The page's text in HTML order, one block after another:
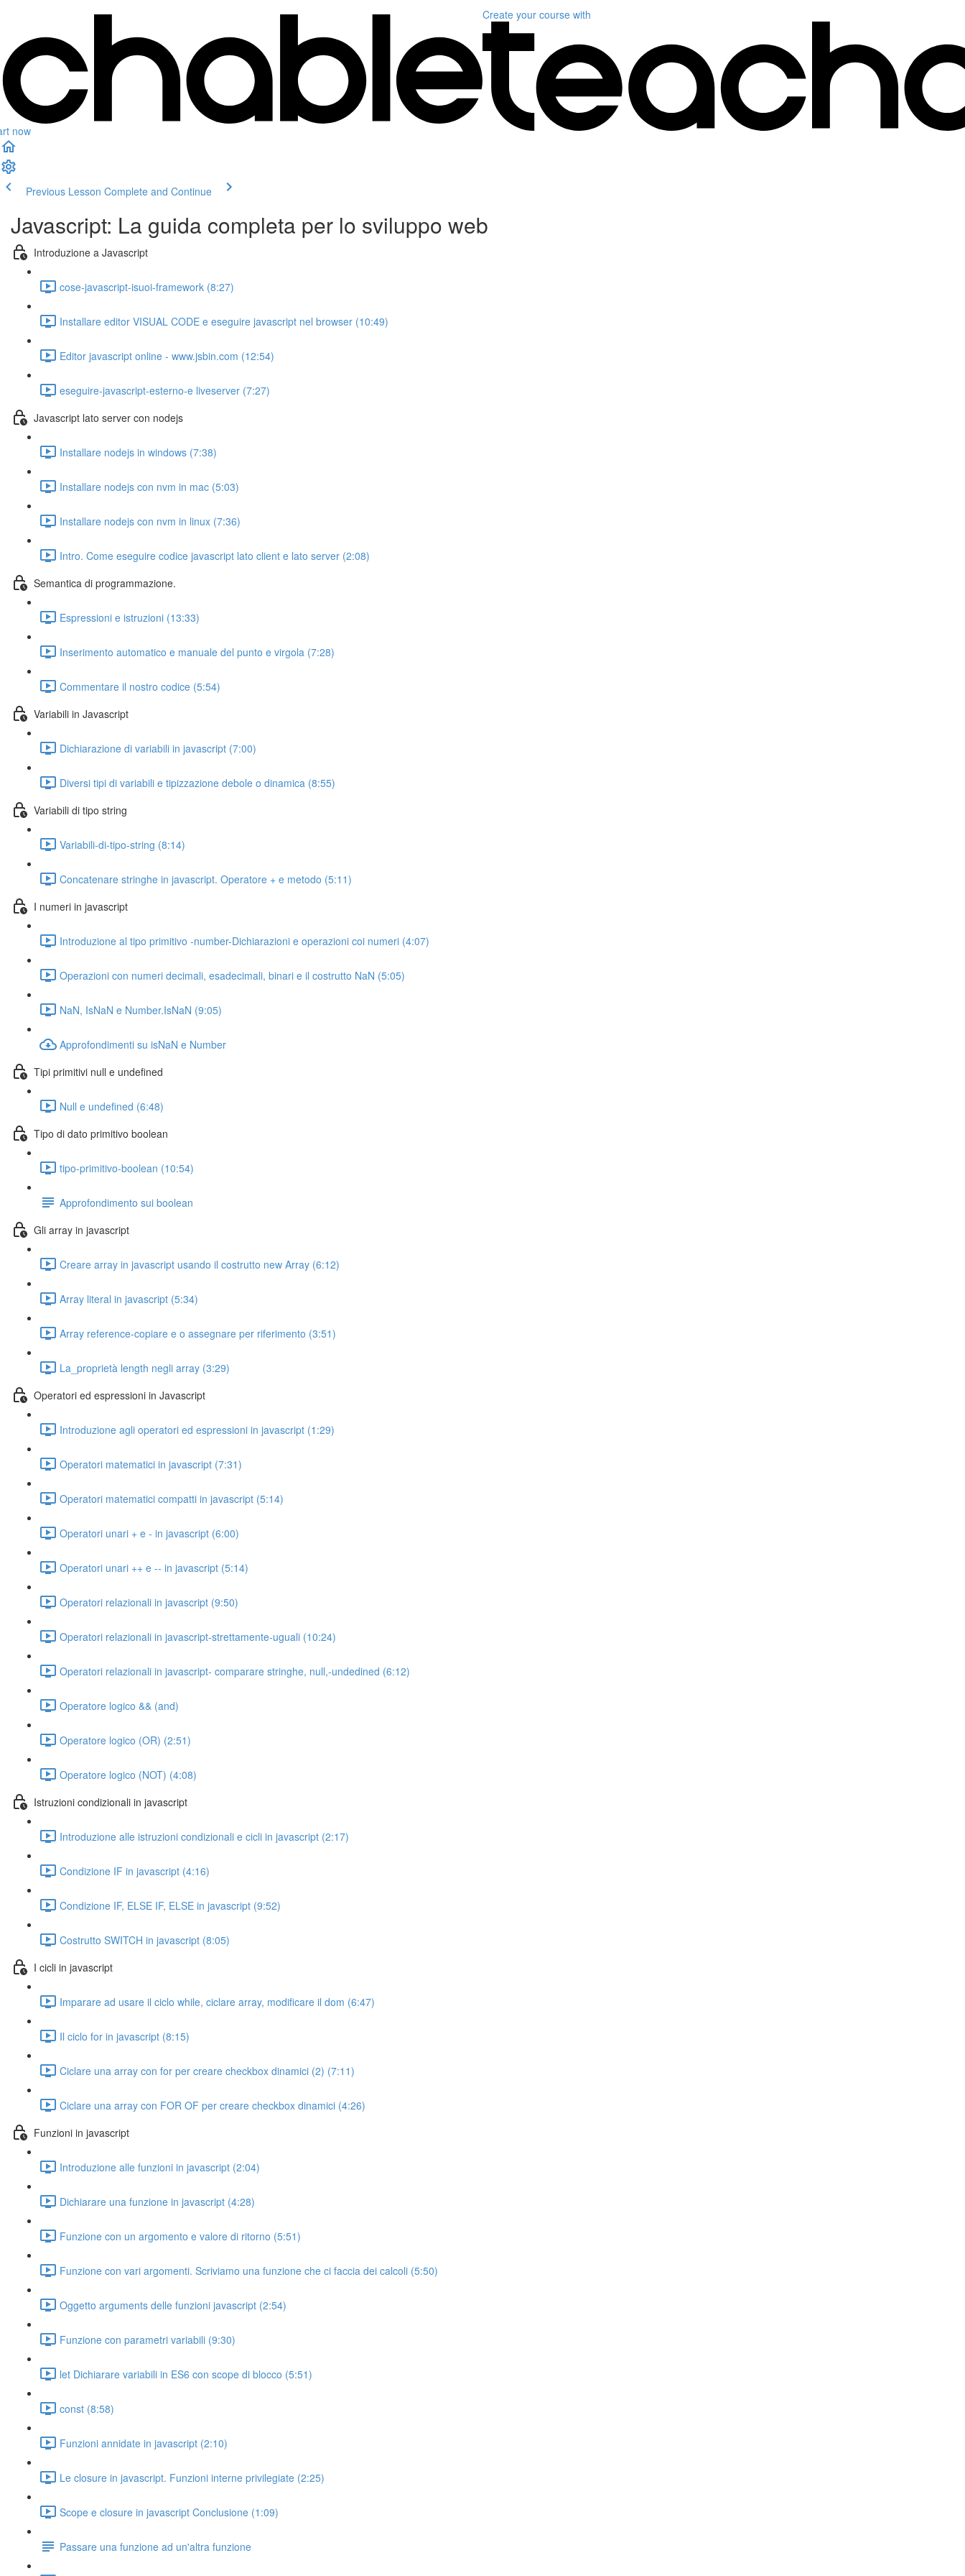
now
Create your course with
Previous Lesson Complete and Continue
Javascript: La guida completa per lo sviluppo web
Introduzione a Javascript
cose-javascript-isuoi-framework (8:27)
Installare editor VISUAL CODE e eseguire javascript nel browser (10:49)
Editor javascript online - www.jsbin.com (12:54)
eseguire-javascript-esterno-e liveserver (7:27)
Javascript lato server con nodejs
Installare nodejs in windows (7:38)
Installare nodejs con nvm in mac (5:03)
Installare nodejs con nvm in linux (7:36)
Intro. Come eseguire codice javascript lato client e lato server (2:08)
Semantica di programmazione.
Espressioni e istruzioni (13:33)
Inserimento automatico e manuale del punto e virgola (7:28)
Commentare il nostro codice (5:54)
Variabili in Javascript
Dichiarazione di variabili in javascript (7:00)
Diversi tipi di variabili e tipizzazione debole o dinamica (8:55)
Variabili di tipo string
Variabili-di-tipo-string (8:14)
Concatenare stringhe in javascript. Operatore + e metodo (5:11)
I numeri in javascript
Introduzione al tipo primitivo -number-Dichiarazioni e operazioni coi numeri (4:07)
Operazioni con numeri decimali, esadecimali, binari e il costrutto NaN (5:05)
NaN, IsNaN e Number.IsNaN (9:05)
Approfondimenti su isNaN e Number
Tipi primitivi null e undefined
Null e undefined (6:48)
Tipo di dato primitivo boolean
tipo-primitivo-boolean (10:54)
Approfondimento sui boolean
Gli array in javascript
Creare array in javascript usando il costrutto new Array (6:12)
Array literal in javascript (5:34)
Array reference-copiare e o assegnare per riferimento (3:51)
La_proprietà length negli array (3:29)
Operatori ed espressioni in Javascript
Introduzione agli operatori ed espressioni in javascript (1:29)
Operatori matematici in javascript (7:31)
Operatori matematici compatti in javascript (5:14)
Operatori unari + e - in javascript (6:00)
Operatori unari ++ e -- in javascript (5:14)
Operatori relazionali in javascript (9:50)
Operatori relazionali in javascript-strettamente-uguali (10:24)
Operatori relazionali in javascript- comparare stringhe, null,-undedined (6:12)
Operatore logico && (and)
Operatore logico (OR) (2:51)
Operatore logico (NOT) (4:08)
Istruzioni condizionali in javascript
Introduzione alle istruzioni condizionali e cicli in javascript (2:17)
Condizione IF in javascript (4:16)
Condizione IF, ELSE IF, ELSE in javascript (9:52)
Costrutto SWITCH in javascript (8:05)
I cicli in javascript
Imparare ad usare il ciclo while, ciclare array, modificare il dom (6:47)
Il ciclo for in javascript (8:15)
Ciclare una array con for per creare checkbox dinamici (2) (7:11)
Ciclare una array con FOR OF per creare checkbox dinamici (4:26)
Funzioni in javascript
Introduzione alle funzioni in javascript (2:04)
Dichiarare una funzione in javascript (4:28)
Funzione con un argomento e valore di ritorno (5:51)
Funzione con vari argomenti. Scriviamo una funzione che ci faccia dei calcoli (5:50)
Oggetto arguments delle funzioni javascript (2:54)
Funzione con parametri variabili (9:30)
let Dichiarare variabili in ES6 con scope di blocco (5:51)
const (8:58)
Funzioni annidate in javascript (2:10)
Le closure in javascript. Funzioni interne privilegiate (2:25)
Scope e closure in javascript Conclusione (1:09)
Passare una funzione ad un'altra funzione